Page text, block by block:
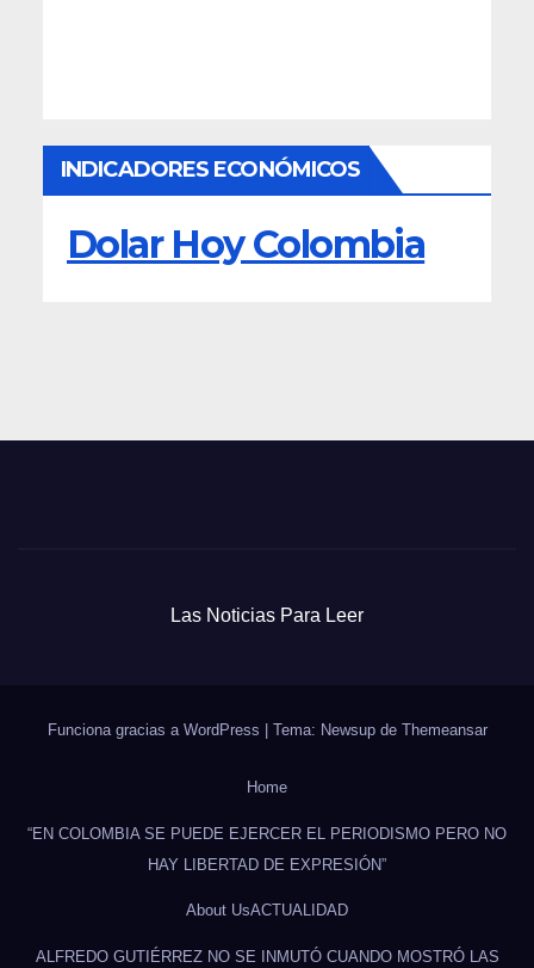
INDICADORES ECONÓMICOS
Dolar Hoy Colombia
Las Noticias Para Leer
Funciona gracias a WordPress | Tema: Newsup de Themeansar
Home
“EN COLOMBIA SE PUEDE EJERCER EL PERIODISMO PERO NO
HAY LIBERTAD DE EXPRESIÓN”
About UsACTUALIDAD
ALFREDO GUTIÉRREZ NO SE INMUTÓ CUANDO MOSTRÓ LAS